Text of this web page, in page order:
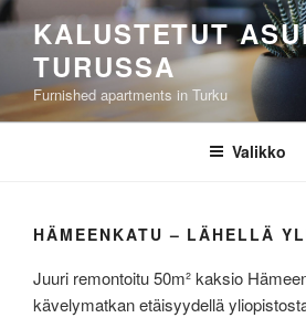
Siirry
sisältöönKALUSTETUT
TURUSSA
Furnished apartments in Turku
Valikko
HÄMEENKATU – LÄHELLÄ
Juuri remontoitu 50m² kaksio
kävelymatkan etäisyydellä